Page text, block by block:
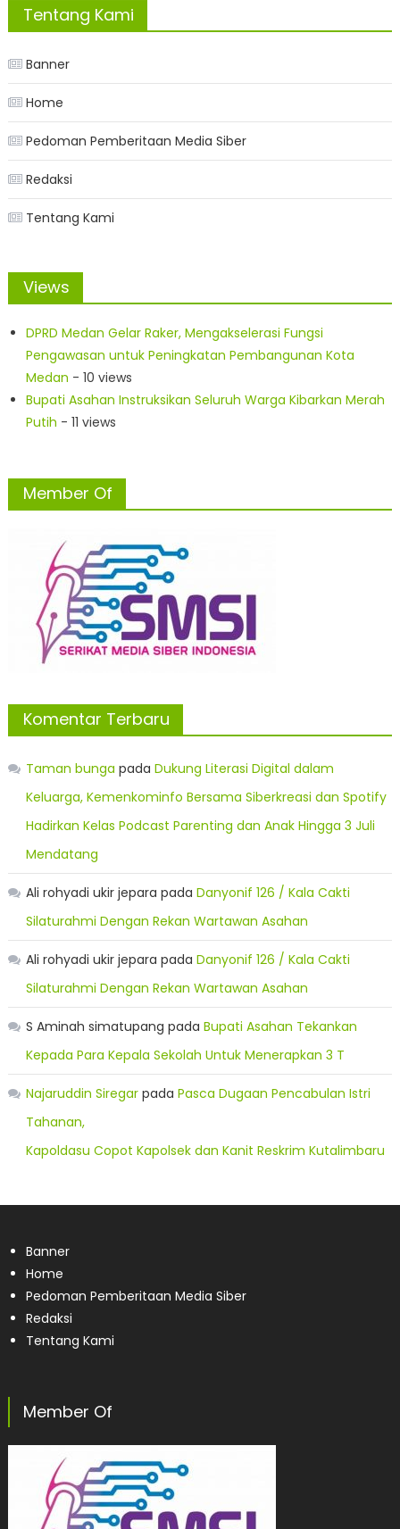
Tentang Kami
Banner
Home
Pedoman Pemberitaan Media Siber
Redaksi
Tentang Kami
Views
DPRD Medan Gelar Raker, Mengakselerasi Fungsi
Pengawasan untuk Peningkatan Pembangunan Kota
Medan - 10 views
Bupati Asahan Instruksikan Seluruh Warga Kibarkan Merah
Putih - 11 views
Member Of
Komentar Terbaru
Taman bunga pada Dukung Literasi Digital dalam
Keluarga, Kemenkominfo Bersama Siberkreasi dan Spotify
Hadirkan Kelas Podcast Parenting dan Anak Hingga 3 Juli
Mendatang
Ali rohyadi ukir jepara pada Danyonif 126 / Kala Cakti
Silaturahmi Dengan Rekan Wartawan Asahan
Ali rohyadi ukir jepara pada Danyonif 126 / Kala Cakti
Silaturahmi Dengan Rekan Wartawan Asahan
S Aminah simatupang pada Bupati Asahan Tekankan
Kepada Para Kepala Sekolah Untuk Menerapkan 3 T
Najaruddin Siregarpada Pasca Dugaan Pencabulan Istri
Tahanan,
Kapoldasu Copot Kapolsek dan Kanit Reskrim Kutalimbaru
Banner
Home
Pedoman Pemberitaan Media Siber
Redaksi
Tentang Kami
Member Of